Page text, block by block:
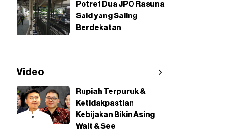
Potret Dua JPO Rasuna
Said yang Saling
Berdekatan
Video
Rupiah Terpuruk &
Ketidakpastian
Kebijakan Bikin Asing
Wait & See